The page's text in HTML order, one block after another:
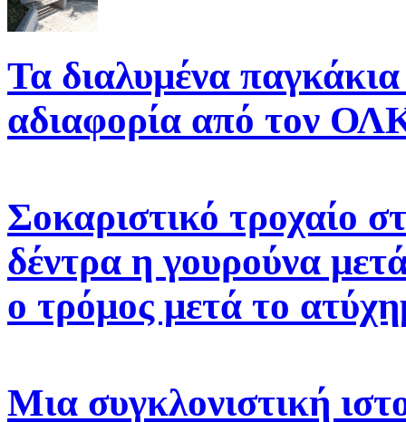
Τα διαλυμένα
αδιαφορία από τον
Σοκαριστικό τροχαίο
δέντρα η γουρούνα
ο τρόμος μετά το
Μια συγκλονιστική